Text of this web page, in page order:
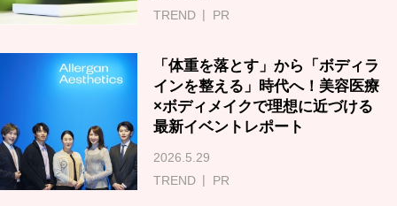
TREND
PR
「体重を落とす」から「ボディラ
インを整える」時代へ！美容医療
×ボディメイクで理想に近づける
最新イベントレポート
2026.5.29
TREND
PR